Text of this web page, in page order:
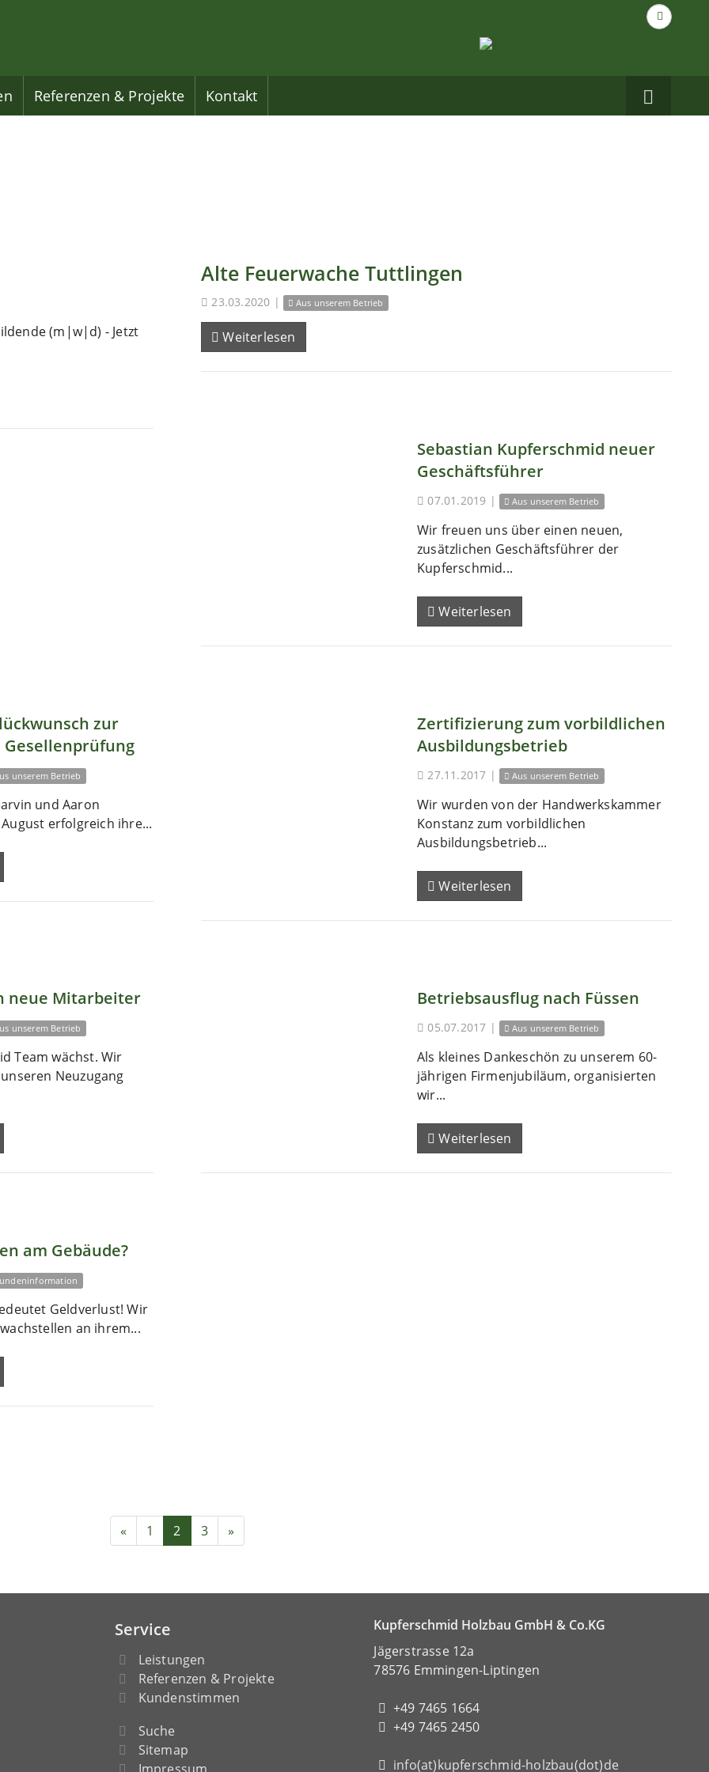
Suche
nach...
Referenzen & Projekte Kontakt
auf
(m|w|d) - Jetzt
Alte Feuerwache Tuttlingen
23.03.2020 | Aus unserem Betrieb
Weiterlesen
Sebastian Kupferschmid neuer
Geschäftsführer
07.01.2019 | Aus unserem Betrieb
Wir freuen uns über einen neuen,
zusätzlichen Geschäftsführer der
Kupferschmid...
Weiterlesen
zur
unserem Betrieb
und Aaron
erfolgreich ihre...
Zertifizierung zum vorbildlichen
Ausbildungsbetrieb
27.11.2017 | Aus unserem Betrieb
Wir wurden von der Handwerkskammer
Konstanz zum vorbildlichen
Ausbildungsbetrieb...
Weiterlesen
neue Mitarbeiter
unserem Betrieb
Team wächst. Wir
Neuzugang
Betriebsausflug nach Füssen
05.07.2017 | Aus unserem Betrieb
Als kleines Dankeschön zu unserem 60-
jährigen Firmenjubiläum, organisierten
wir...
Weiterlesen
am Gebäude?
Geldverlust! Wir
an ihrem...
« 1 2 3 »
Service
Leistungen
Referenzen & Projekte
Kundenstimmen
Suche
Sitemap
Kupferschmid Holzbau GmbH & Co.KG
Jägerstrasse 12a
78576 Emmingen-Liptingen
+49 7465 1664
+49 7465 2450
info(at)kupferschmid-holzbau(dot)de